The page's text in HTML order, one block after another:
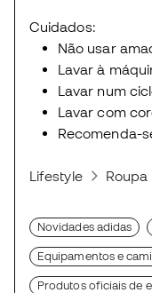
Cuidados:
Não usar
Lavar à
Lavar num
Lavar com
Recomenda-
Lifestyle Roupa
Novidades adidas
Equipamentos e
Produtos oficiais de